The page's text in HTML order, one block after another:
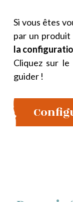
Si vous êtes
par un produit
la
Cliquez sur le
guider !